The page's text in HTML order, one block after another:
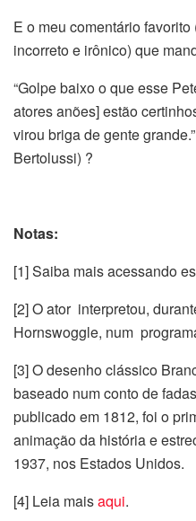
E o meu comentário
incorreto e irônico) que
“Golpe baixo o que esse
atores anões] estão
virou briga de gente
Bertolussi) ?
Notas:
[1] Saiba mais acessando
[2] O ator interpretou,
Hornswoggle, num
[3] O desenho clássico
baseado num conto de
publicado em 1812, foi o
animação da história e
1937, nos Estados Unidos.
[4] Leia maisaqui.